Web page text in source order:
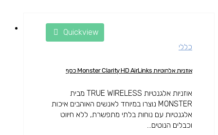
Quickview
כללי
אוזניות אלחוטיות Monster Clarity HD AirLinks כסף
אוזניות אלגנטיות TRUE WIRELESS מבית
MONSTER נוצרו במיוחד לאנשים האוהבים איכות
אלגנטיות עם נוחות בלתי מתפשרת, ללא חיווט
וכבלים הנוטים...